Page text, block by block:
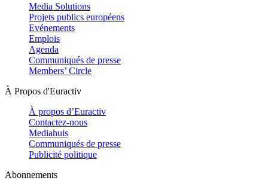
Media Solutions
Projets publics européens
Evénements
Emplois
Agenda
Communiqués de presse
Members’ Circle
À Propos d'Euractiv
À propos d’Euractiv
Contactez-nous
Mediahuis
Communiqués de presse
Publicité politique
Abonnements